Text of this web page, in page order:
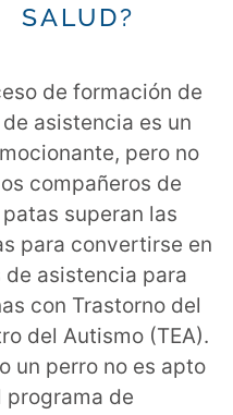
SALUD?
de formación de
asistencia es un
pero no
compañeros de
superan las
para convertirse en
de asistencia para
con Trastorno del
del Autismo (TEA).
un perro no es apto
programa de